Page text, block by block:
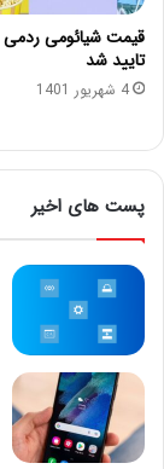
تایید شد
4 شهریور 1401
پست های اخیر